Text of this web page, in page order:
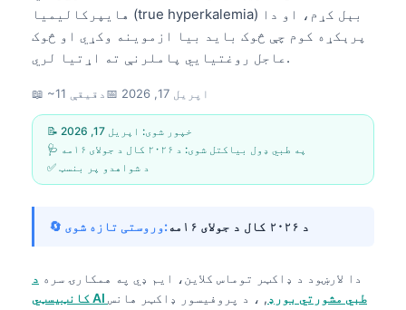
هایپرکالیمیا (true hyperkalemia) بېل کړم، او دا
پرېکړه کوم چې څوک باید بیا ازموینه وکړي او څوک
عاجل روغتیايي پاملرنې ته اړتیا لري.
📖 ~11 دقیقې📅 اپریل 17, 2026
📝 خپور شوی: اپریل 17, 2026
🩺 په طبي ډول بیاکتل شوی: د ۲۰۲۶ کال د جولای ۱۶مه
✅ د شواهدو پر بنسټ
🔄 وروستی تازه شوی: د ۲۰۲۶ کال د جولای ۱۶مه
دا لارښود د ډاکټر توماس کلاین، ایم ډي په همکارۍ سره د
کانټیسټي AI طبي مشورتي بورډ, ، د پروفیسور ډاکټر هانس